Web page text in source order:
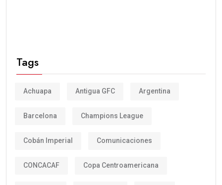
Tags
Achuapa Antigua GFC Argentina
Barcelona Champions League
Cobán Imperial Comunicaciones
CONCACAF Copa Centroamericana